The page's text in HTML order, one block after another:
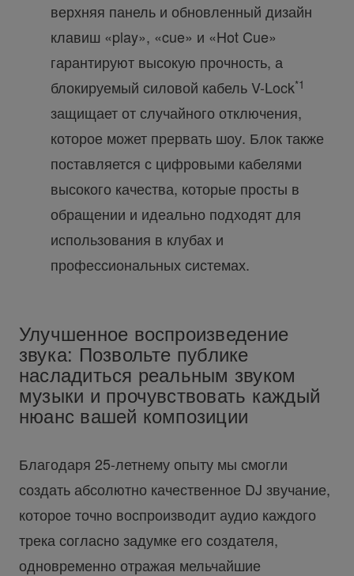
верхняя панель и обновленный дизайн
клавиш «play», «cue» и «Hot Cue»
гарантируют высокую прочность, а
блокируемый силовой кабель V-Lock*1
защищает от случайного отключения,
которое может прервать шоу. Блок также
поставляется с цифровыми кабелями
высокого качества, которые просты в
обращении и идеально подходят для
использования в клубах и
профессиональных системах.
Улучшенное воспроизведение
звука: Позвольте публике
насладиться реальным звуком
музыки и прочувствовать каждый
нюанс вашей композиции
Благодаря 25-летнему опыту мы смогли
создать абсолютно качественное DJ звучание,
которое точно воспроизводит аудио каждого
трека согласно задумке его создателя,
одновременно отражая мельчайшие